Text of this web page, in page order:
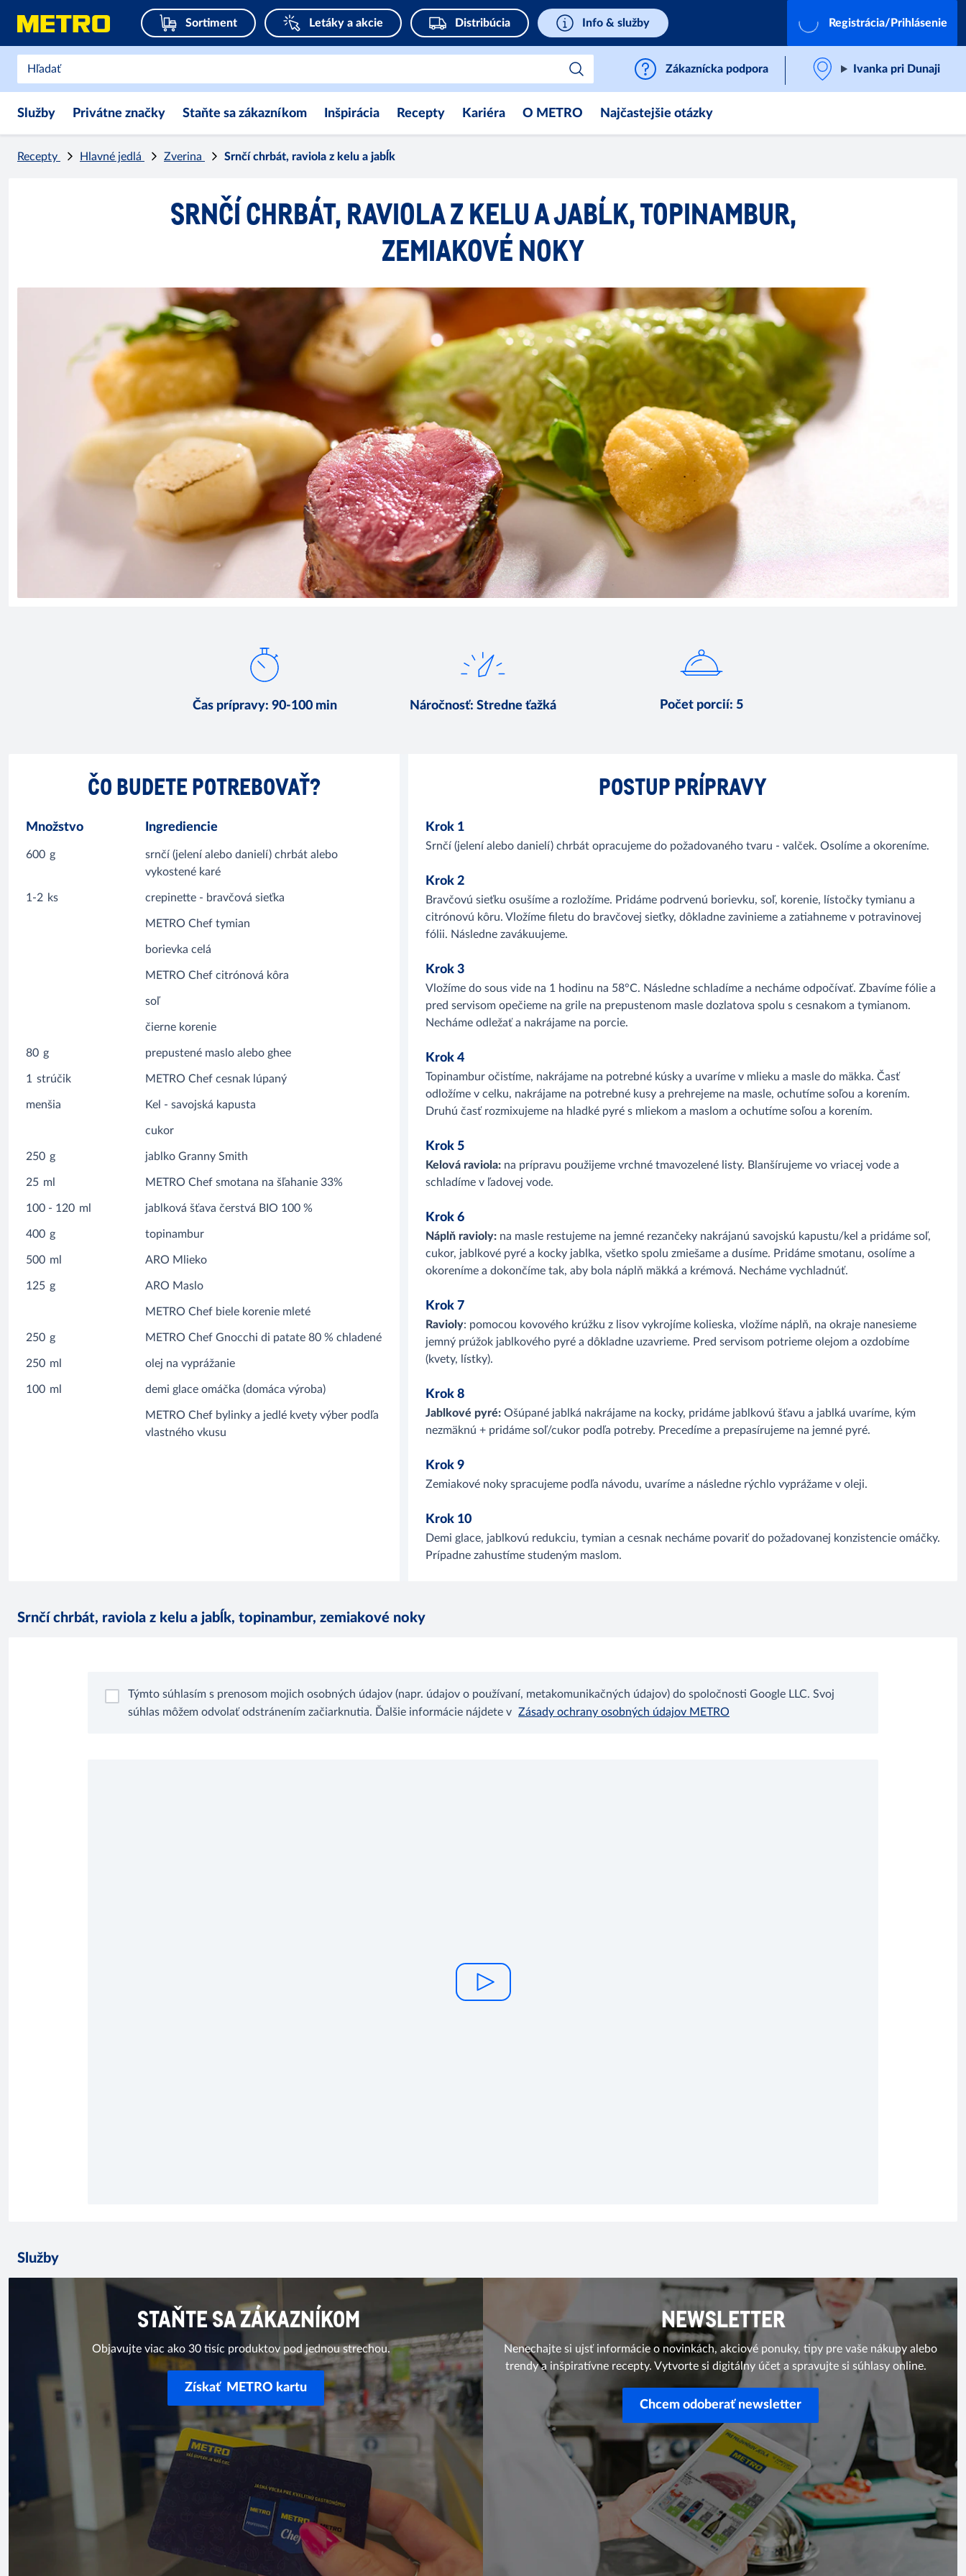
Sortiment Letáky a akcie Distribúcia Info & služby Registrácia/Prihlásenie
Zákaznícka podpora Ivanka pri Dunaji
Služby Privátne značky Staňte sa zákazníkom Inšpirácia Recepty Kariéra O METRO Najčastejšie otázky
Recepty Hlavné jedlá Zverina Srnčí chrbát, raviola z kelu a jabĺk
SRNČÍ CHRBÁT, RAVIOLA Z KELU A JABĹK, TOPINAMBUR,
ZEMIAKOVÉ NOKY
Čas prípravy: 90-100 min Náročnosť: Stredne ťažká Počet porcií: 5
ČO BUDETE POTREBOVAŤ?
Množstvo Ingrediencie
600 g
srnčí (jelení alebo danielí) chrbát alebo
vykostené karé
1-2 ks crepinette - bravčová sieťka
METRO Chef tymian
borievka celá
METRO Chef citrónová kôra
soľ
čierne korenie
80 g prepustené maslo alebo ghee
1 strúčik METRO Chef cesnak lúpaný
menšia Kel - savojská kapusta
cukor
250 g jablko Granny Smith
25 ml METRO Chef smotana na šľahanie 33%
100 - 120 ml jablková šťava čerstvá BIO 100 %
400 g topinambur
500 ml ARO Mlieko
125 g ARO Maslo
METRO Chef biele korenie mleté
250 g METRO Chef Gnocchi di patate 80 % chladené
250 ml olej na vyprážanie
100 ml demi glace omáčka (domáca výroba)
METRO Chef bylinky a jedlé kvety výber podľa
vlastného vkusu
POSTUP PRÍPRAVY
Krok 1
Srnčí (jelení alebo danielí) chrbát opracujeme do požadovaného tvaru - valček. Osolíme a okoreníme.
Krok 2
Bravčovú sieťku osušíme a rozložíme. Pridáme podrvenú borievku, soľ, korenie, lístočky tymianu a
citrónovú kôru. Vložíme filetu do bravčovej sieťky, dôkladne zavinieme a zatiahneme v potravinovej
fólii. Následne zavákuujeme.
Krok 3
Vložíme do sous vide na 1 hodinu na 58°C. Následne schladíme a necháme odpočívať. Zbavíme fólie a
pred servisom opečieme na grile na prepustenom masle dozlatova spolu s cesnakom a tymianom.
Necháme odležať a nakrájame na porcie.
Krok 4
Topinambur očistíme, nakrájame na potrebné kúsky a uvaríme v mlieku a masle do mäkka. Časť
odložíme v celku, nakrájame na potrebné kusy a prehrejeme na masle, ochutíme soľou a korením.
Druhú časť rozmixujeme na hladké pyré s mliekom a maslom a ochutíme soľou a korením.
Krok 5
Kelová raviola: na prípravu použijeme vrchné tmavozelené listy. Blanšírujeme vo vriacej vode a
schladíme v ľadovej vode.
Krok 6
Náplň ravioly: na masle restujeme na jemné rezančeky nakrájanú savojskú kapustu/kel a pridáme soľ,
cukor, jablkové pyré a kocky jablka, všetko spolu zmiešame a dusíme. Pridáme smotanu, osolíme a
okoreníme a dokončíme tak, aby bola náplň mäkká a krémová. Necháme vychladnúť.
Krok 7
Ravioly: pomocou kovového krúžku z lisov vykrojíme kolieska, vložíme náplň, na okraje nanesieme
jemný prúžok jablkového pyré a dôkladne uzavrieme. Pred servisom potrieme olejom a ozdobíme
(kvety, lístky).
Krok 8
Jablkové pyré: Ošúpané jablká nakrájame na kocky, pridáme jablkovú šťavu a jablká uvaríme, kým
nezmäknú + pridáme soľ/cukor podľa potreby. Precedíme a prepasírujeme na jemné pyré.
Krok 9
Zemiakové noky spracujeme podľa návodu, uvaríme a následne rýchlo vyprážame v oleji.
Krok 10
Demi glace, jablkovú redukciu, tymian a cesnak necháme povariť do požadovanej konzistencie omáčky.
Prípadne zahustíme studeným maslom.
Srnčí chrbát, raviola z kelu a jabĺk, topinambur, zemiakové noky
Týmto súhlasím s prenosom mojich osobných údajov (napr. údajov o používaní, metakomunikačných údajov) do spoločnosti Google LLC. Svoj
súhlas môžem odvolať odstránením začiarknutia. Ďalšie informácie nájdete v Zásady ochrany osobných údajov METRO
Služby
STAŇTE SA ZÁKAZNÍKOM
Objavujte viac ako 30 tisíc produktov pod jednou strechou.
Získať METRO kartu
NEWSLETTER
Nenechajte si ujsť informácie o novinkách, akciové ponuky, tipy pre vaše nákupy alebo
trendy a inšpiratívne recepty. Vytvorte si digitálny účet a spravujte si súhlasy online.
Chcem odoberať newsletter